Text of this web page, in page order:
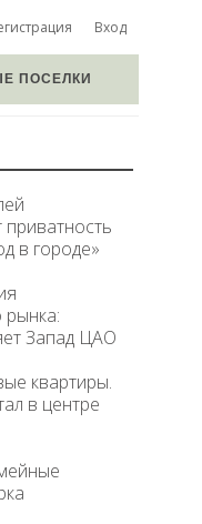
Вход
ПОСЕЛКИ
в городе»
рынка:
Запад ЦАО
квартиры.
в центре